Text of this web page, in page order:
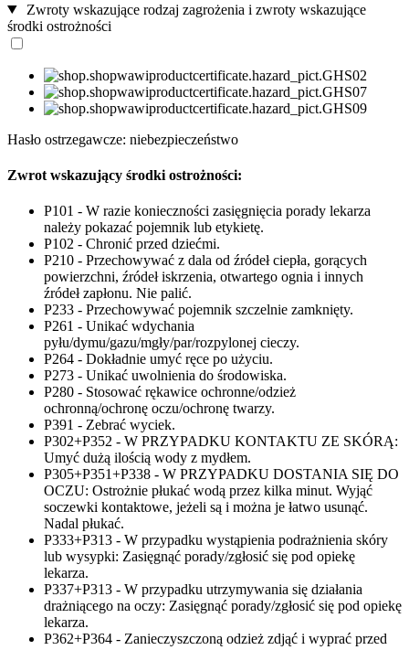
Zwroty wskazujące rodzaj zagrożenia i zwroty wskazujące
środki ostrożności
Hasło ostrzegawcze: niebezpieczeństwo
Zwrot wskazujący środki ostrożności:
P101 - W razie konieczności zasięgnięcia porady lekarza
należy pokazać pojemnik lub etykietę.
P102 - Chronić przed dziećmi.
P210 - Przechowywać z dala od źródeł ciepła, gorących
powierzchni, źródeł iskrzenia, otwartego ognia i innych
źródeł zapłonu. Nie palić.
P233 - Przechowywać pojemnik szczelnie zamknięty.
P261 - Unikać wdychania
pyłu/dymu/gazu/mgły/par/rozpylonej cieczy.
P264 - Dokładnie umyć ręce po użyciu.
P273 - Unikać uwolnienia do środowiska.
P280 - Stosować rękawice ochronne/odzież
ochronną/ochronę oczu/ochronę twarzy.
P391 - Zebrać wyciek.
P302+P352 - W PRZYPADKU KONTAKTU ZE SKÓRĄ:
Umyć dużą ilością wody z mydłem.
P305+P351+P338 - W PRZYPADKU DOSTANIA SIĘ DO
OCZU: Ostrożnie płukać wodą przez kilka minut. Wyjąć
soczewki kontaktowe, jeżeli są i można je łatwo usunąć.
Nadal płukać.
P333+P313 - W przypadku wystąpienia podrażnienia skóry
lub wysypki: Zasięgnąć porady/zgłosić się pod opiekę
lekarza.
P337+P313 - W przypadku utrzymywania się działania
drażniącego na oczy: Zasięgnąć porady/zgłosić się pod opiekę
lekarza.
P362+P364 - Zanieczyszczoną odzież zdjąć i wyprać przed